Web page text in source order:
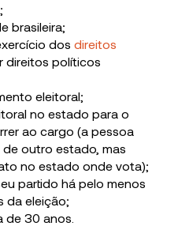
brasileira;
dosdireitos
direitos políticos
eleitoral;
no estado para o
ao cargo (a pessoa
outro estado, mas
no estado onde vota);
partido há pelo menos
da eleição;
de 30 anos.